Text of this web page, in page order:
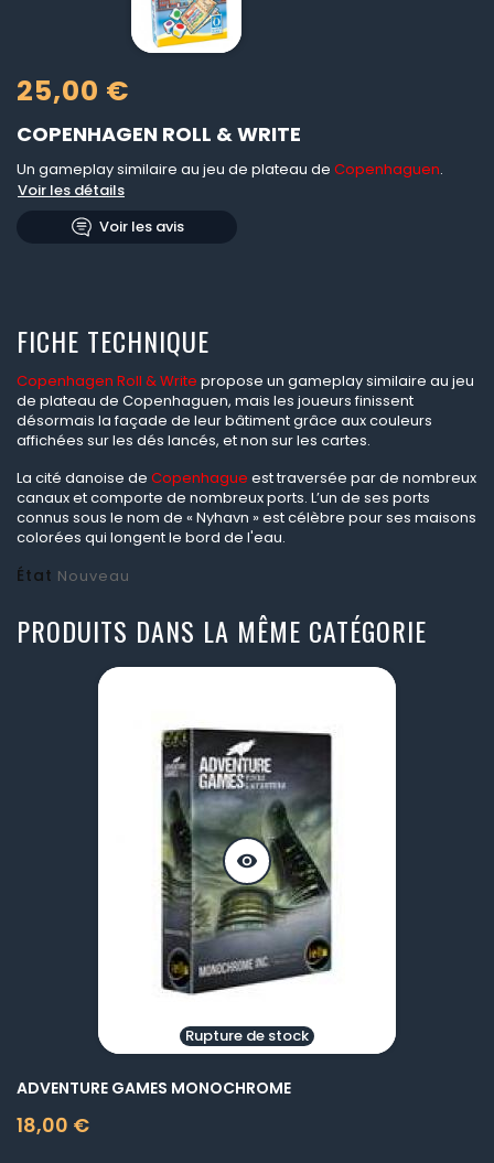
25,00 €
COPENHAGEN ROLL & WRITE
Un gameplay similaire au jeu de plateau de Copenhaguen.
Voir les détails
Voir les avis
FICHE TECHNIQUE
Copenhagen Roll & Write propose un gameplay similaire au jeu
de plateau de Copenhaguen, mais les joueurs finissent
désormais la façade de leur bâtiment grâce aux couleurs
affichées sur les dés lancés, et non sur les cartes.
La cité danoise de Copenhague est traversée par de nombreux
canaux et comporte de nombreux ports. L’un de ses ports
connus sous le nom de « Nyhavn » est célèbre pour ses maisons
colorées qui longent le bord de l'eau.
État Nouveau
PRODUITS DANS LA MÊME CATÉGORIE
visibility
Rupture de stock
ADVENTURE GAMES MONOCHROME
18,00 €
Prix